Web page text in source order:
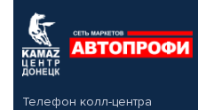
Телефон колл-центра